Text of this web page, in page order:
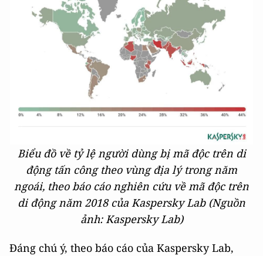
Biểu đồ về tỷ lệ người dùng bị mã độc trên di
động tấn công theo vùng địa lý trong năm
ngoái, theo báo cáo nghiên cứu về mã độc trên
di động năm 2018 của Kaspersky Lab (Nguồn
ảnh: Kaspersky Lab)
Đáng chú ý, theo báo cáo của Kaspersky Lab,